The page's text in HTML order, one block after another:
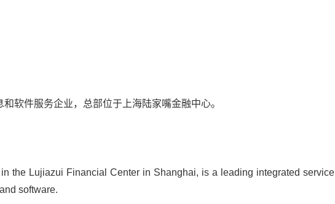
软件服务企业，总部位于上海陆家嘴金融中心。
the Lujiazui Financial Center in Shanghai, is a leading integrated service
software.